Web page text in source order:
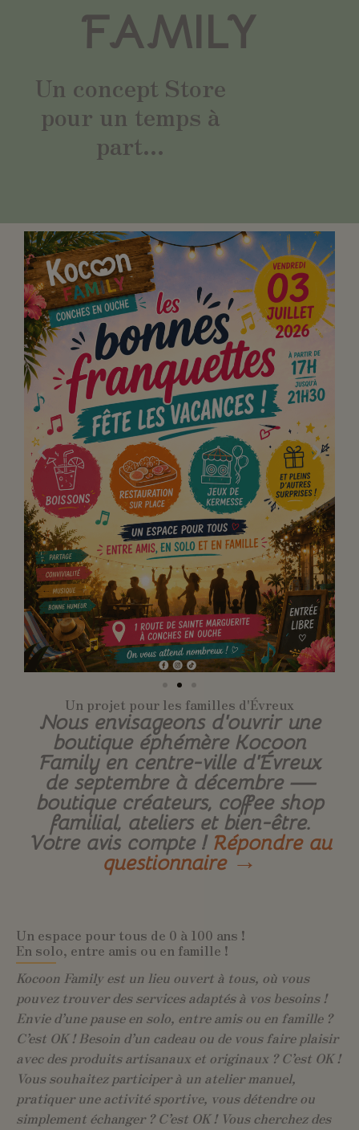
FAMILY
Un concept Store
pour un temps à
part...
Un projet pour les familles d'Évreux
Nous envisageons d’ouvrir une
boutique éphémère Kocoon
Family en centre-ville d’Évreux
de septembre à décembre —
boutique créateurs, coffee shop
familial, ateliers et bien-être.
Votre avis compte !Répondre au
questionnaire →
Un espace pour tous de 0 à 100 ans !
En solo, entre amis ou en famille !
Kocoon Family est un lieu ouvert à tous, où vous
pouvez trouver des services adaptés à vos besoins !
Envie d’une pause en solo, entre amis ou en famille ?
C’est OK ! Besoin d’un cadeau ou de vous faire plaisir
avec des produits artisanaux et originaux ? C’est OK !
Vous souhaitez participer à un atelier manuel,
pratiquer une activité sportive, vous détendre ou
simplement échanger ? C’est OK ! Vous cherchez des